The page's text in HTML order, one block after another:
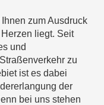
Ihnen zum Ausdruck
liegt. Seit
und
zu
ist es dabei
der
bei uns stehen